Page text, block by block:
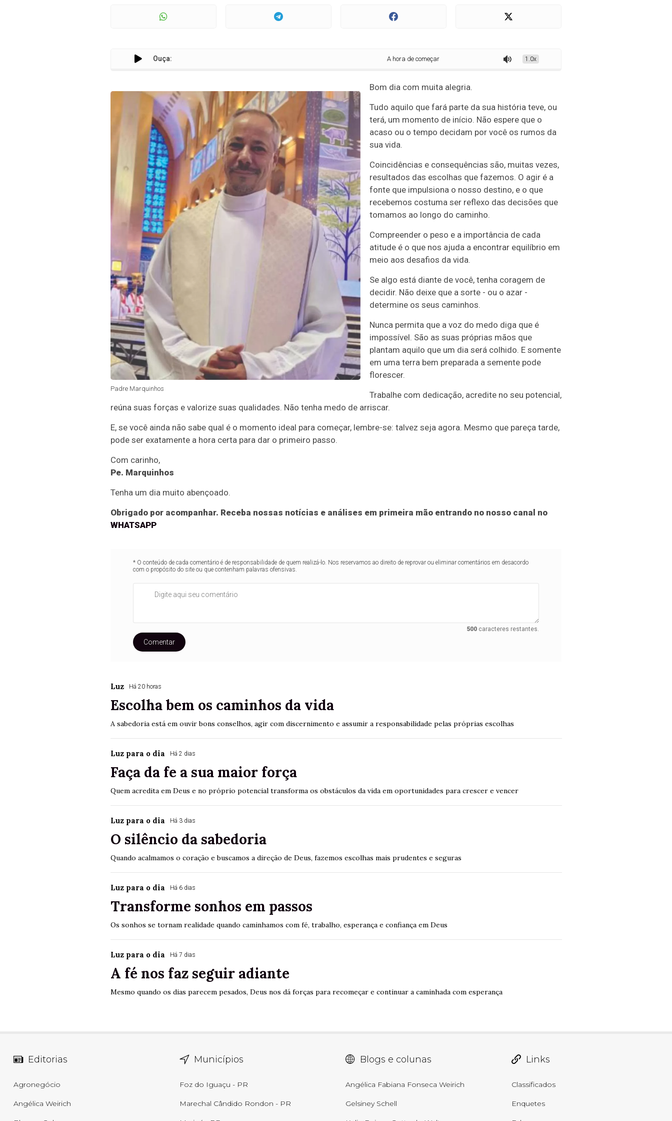
Ouça: A hora de começar 1.0x
Padre Marquinhos
Bom dia com muita alegria.
Tudo aquilo que fará parte da sua história teve, ou
terá, um momento de início. Não espere que o
acaso ou o tempo decidam por você os rumos da
sua vida.
Coincidências e consequências são, muitas vezes,
resultados das escolhas que fazemos. O agir é a
fonte que impulsiona o nosso destino, e o que
recebemos costuma ser reflexo das decisões que
tomamos ao longo do caminho.
Compreender o peso e a importância de cada
atitude é o que nos ajuda a encontrar equilíbrio em
meio aos desafios da vida.
Se algo está diante de você, tenha coragem de
decidir. Não deixe que a sorte - ou o azar -
determine os seus caminhos.
Nunca permita que a voz do medo diga que é
impossível. São as suas próprias mãos que
plantam aquilo que um dia será colhido. E somente
em uma terra bem preparada a semente pode
florescer.
Trabalhe com dedicação, acredite no seu potencial,
reúna suas forças e valorize suas qualidades. Não tenha medo de arriscar.
E, se você ainda não sabe qual é o momento ideal para começar, lembre-se: talvez seja agora. Mesmo que pareça tarde,
pode ser exatamente a hora certa para dar o primeiro passo.
Com carinho,
Pe. Marquinhos
Tenha um dia muito abençoado.
Obrigado por acompanhar. Receba nossas notícias e análises em primeira mão entrando no nosso canal no
WHATSAPP
* O conteúdo de cada comentário é de responsabilidade de quem realizá-lo. Nos reservamos ao direito de reprovar ou eliminar comentários em desacordo
com o propósito do site ou que contenham palavras ofensivas.
500 caracteres restantes.
Comentar
Luz Há 20 horas
Escolha bem os caminhos da vida
A sabedoria está em ouvir bons conselhos, agir com discernimento e assumir a responsabilidade pelas próprias escolhas
Luz para o dia Há 2 dias
Faça da fe a sua maior força
Quem acredita em Deus e no próprio potencial transforma os obstáculos da vida em oportunidades para crescer e vencer
Luz para o dia Há 3 dias
O silêncio da sabedoria
Quando acalmamos o coração e buscamos a direção de Deus, fazemos escolhas mais prudentes e seguras
Luz para o dia Há 6 dias
Transforme sonhos em passos
Os sonhos se tornam realidade quando caminhamos com fé, trabalho, esperança e confiança em Deus
Luz para o dia Há 7 dias
A fé nos faz seguir adiante
Mesmo quando os dias parecem pesados, Deus nos dá forças para recomeçar e continuar a caminhada com esperança
Editorias
Agronegócio
Angélica Weirich
Municípios
Foz do Iguaçu - PR
Marechal Cândido Rondon - PR
Blogs e colunas
Angélica Fabiana Fonseca Weirich
Gelsiney Schell
Links
Classificados
Enquetes